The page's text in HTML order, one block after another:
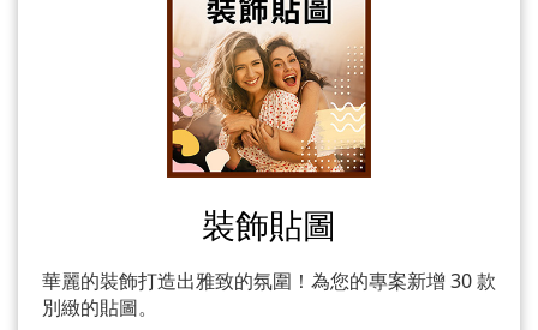
裝飾貼圖
華麗的裝飾打造出雅致的氛圍！為您的專案新增 30 款
別緻的貼圖。